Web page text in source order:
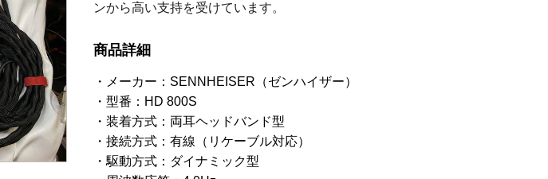
ンから高い支持を受けています。
商品詳細
メーカー：SENNHEISER（ゼンハイザー）
型番：HD 800S
装着方式：両耳ヘッドバンド型
接続方式：有線（リケーブル対応）
駆動方式：ダイナミック型